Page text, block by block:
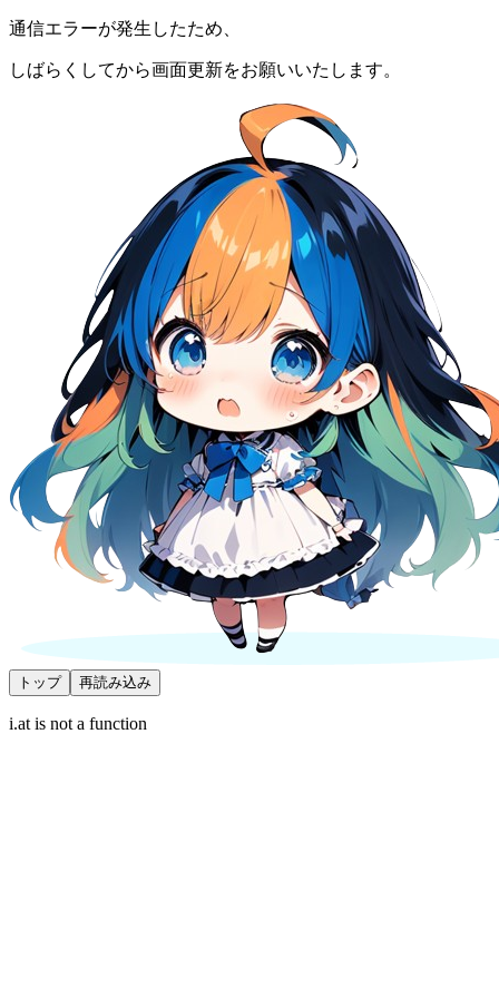
通信エラーが発生したため、
しばらくしてから画面更新をお願いいたします。
トップ 再読み込み
i.at is not a function